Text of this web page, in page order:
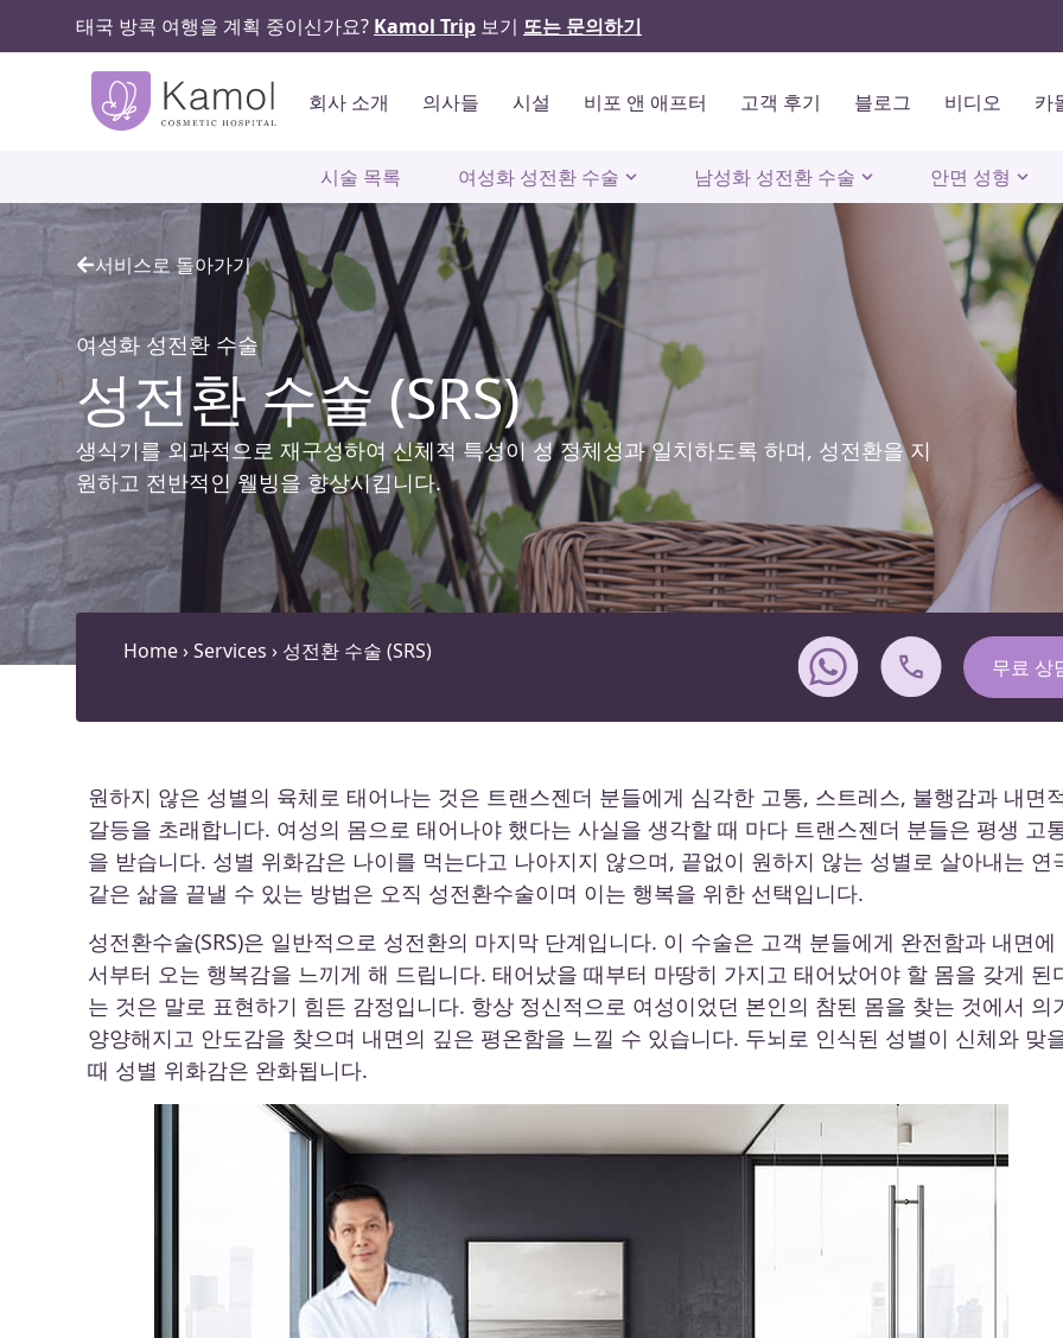
태국 방콕 여행을 계획 중이신가요? Kamol Trip 보기 또는 문의하기
회사 소개 의사들 시설 비포 앤 애프터 고객 후기 블로그 비디오 카
시술 목록 여성화 성전환 수술 남성화 성전환 수술 안면 성형
서비스로 돌아가기
여성화 성전환 수술
성전환 수술 (SRS)
생식기를 외과적으로 재구성하여 신체적 특성이 성 정체성과 일치하도록 하며, 성전환을 지
원하고 전반적인 웰빙을 향상시킵니다.
Home›Services › 성전환 수술 (SRS)
무료 상
원하지 않은 성별의 육체로 태어나는 것은 트랜스젠더 분들에게 심각한 고통, 스트레스, 불행감과 내면
갈등을 초래합니다. 여성의 몸으로 태어나야 했다는 사실을 생각할 때 마다 트랜스젠더 분들은 평생 고
을 받습니다. 성별 위화감은 나이를 먹는다고 나아지지 않으며, 끝없이 원하지 않는 성별로 살아내는 연
같은 삶을 끝낼 수 있는 방법은 오직 성전환수술이며 이는 행복을 위한 선택입니다.
성전환수술(SRS)은 일반적으로 성전환의 마지막 단계입니다. 이 수술은 고객 분들에게 완전함과 내면에
서부터 오는 행복감을 느끼게 해 드립니다. 태어났을 때부터 마땅히 가지고 태어났어야 할 몸을 갖게 된
는 것은 말로 표현하기 힘든 감정입니다. 항상 정신적으로 여성이었던 본인의 참된 몸을 찾는 것에서 의
양양해지고 안도감을 찾으며 내면의 깊은 평온함을 느낄 수 있습니다. 두뇌로 인식된 성별이 신체와 맞
때 성별 위화감은 완화됩니다.